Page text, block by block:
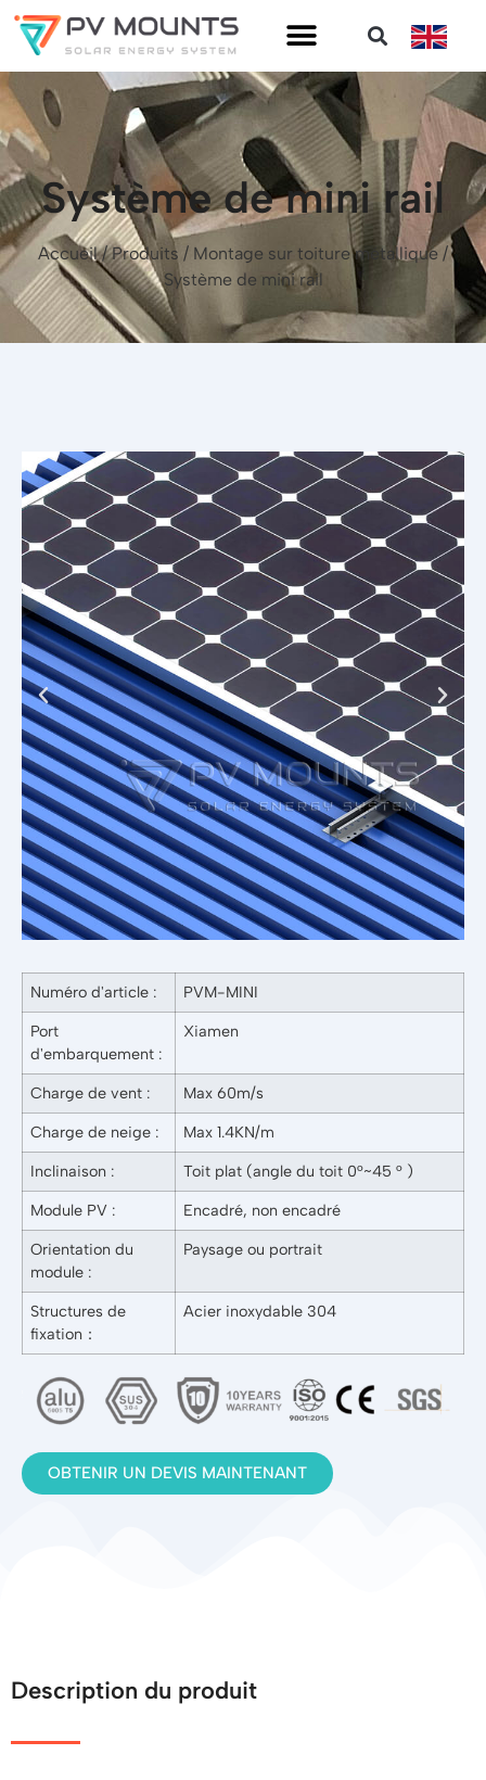
Système de mini rail
Accueil/Produits / Montage sur toiture métallique /
Système de mini rail
Numéro d'article :
PVM-MINI
Port
d'embarquement :
Xiamen
Charge de vent :
Max 60m/s
Charge de neige :
Max 1.4KN/m
Inclinaison :
Toit plat (angle du toit 0°~45 ° )
Module PV :
Encadré, non encadré
Orientation du
module :
Paysage ou portrait
Structures de
fixation：
Acier inoxydable 304
OBTENIR UN DEVIS MAINTENANT
Description du produit